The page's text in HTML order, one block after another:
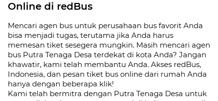
Online di redBus
Mencari agen bus untuk perusahaan bus favorit Anda
bisa menjadi tugas, terutama jika Anda harus
memesan tiket sesegera mungkin. Masih mencari agen
bus Putra Tenaga Desa terdekat di kota Anda? Jangan
khawatir, kami telah membantu Anda. Akses redBus,
Indonesia, dan pesan tiket bus online dari rumah Anda
hanya dengan beberapa klik!
Kami telah bermitra dengan Putra Tenaga Desa untuk